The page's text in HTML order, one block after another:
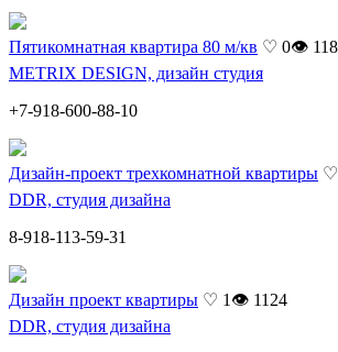
Пятикомнатная квартира 80 м/кв ♡ 0👁
METRIX DESIGN, дизайн студия
+7-918-600-88-10
Дизайн-проект трехкомнатной квартиры ♡
DDR, студия дизайна
8-918-113-59-31
Дизайн проект квартиры ♡ 1 👁 1124
DDR, студия дизайна